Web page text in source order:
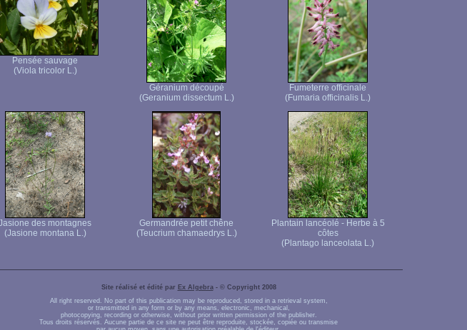
Pensée sauvage
(Viola tricolor L.)
Géranium découpé
(Geranium dissectum L.)
Fumeterre officinale
(Fumaria officinalis L.)
des montagnes
(Jasione montana L.)
Germandrée petit chêne
(Teucrium chamaedrys L.)
Plantain lancéolé - Herbe à 5
côtes
(Plantago lanceolata L.)
Site réalisé et édité par Ex Algebra- © Copyright 2008
All right reserved. No part of this publication may be reproduced, stored in a retrieval system,
or transmitted in any form or by any means, electronic, mechanical,
photocopying, recording or otherwise, without prior written permission of the publisher.
Tous droits réservés. Aucune partie de ce site ne peut être reproduite, stockée, copiée ou transmise